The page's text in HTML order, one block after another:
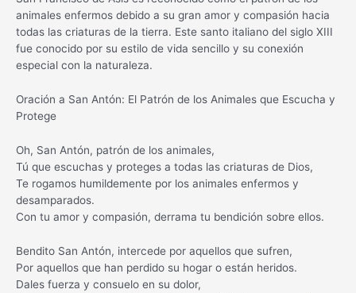
animales enfermos debido a su gran amor y compasión hacia
todas las criaturas de la tierra. Este santo italiano del siglo XIII
fue conocido por su estilo de vida sencillo y su conexión
especial con la naturaleza.
Oración a San Antón: El Patrón de los Animales que Escucha y
Protege
Oh, San Antón, patrón de los animales,
Tú que escuchas y proteges a todas las criaturas de Dios,
Te rogamos humildemente por los animales enfermos y
desamparados.
Con tu amor y compasión, derrama tu bendición sobre ellos.
Bendito San Antón, intercede por aquellos que sufren,
Por aquellos que han perdido su hogar o están heridos.
Dales fuerza y consuelo en su dolor,